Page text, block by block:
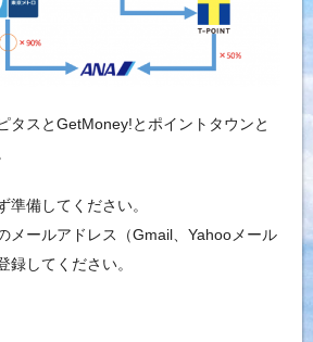
タスとGetMoney!とポイントタウンと
準備してください。
メールアドレス（Gmail、Yahooメール
録してください。